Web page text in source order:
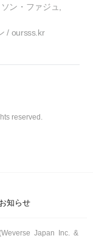
ン・ファジュ,
/ oursss.kr
reserved.
お知らせ
Japan Inc. &